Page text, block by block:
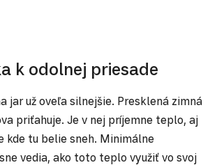
k odolnej priesade
jar už oveľa silnejšie. Presklená zimná
priťahuje. Je v nej príjemne teplo, aj
kde tu belie sneh. Minimálne
vedia, ako toto teplo využiť vo svoj